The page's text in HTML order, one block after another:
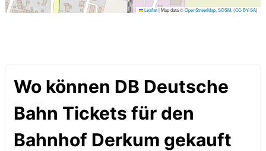
Leaflet|Map data ©OpenStreetMap ,SOSM , (CC-BY-SA)
Wo können DB Deutsche
Bahn Tickets für den
Bahnhof Derkum gekauft